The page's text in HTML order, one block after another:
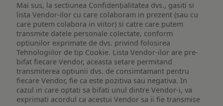
Mai sus, la sectiunea Confidențialitatea dvs., gasiti si
lista Vendor-ilor cu care colaboram in prezent (sau cu
care putem colabora in viitor) si catre care putem
transmite datele personale colectate, conform
optiunilor exprimate de dvs. privind folosirea
Tehnologiilor de tip Cookie. Lista Vendor-ilor are pre-
bifat fiecare Vendor, aceasta setare permitand
transmiterea optiunii dvs. de consimtamant pentru
fiecare Vendor, fie ca este pozitiva sau negativa. In
cazul in care optati sa bifati unul dintre Vendor-i, va
exprimati acordul ca acestui Vendor sa ii fie transmise